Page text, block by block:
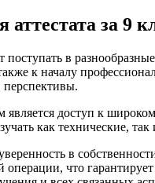
за 9
поступать в
к началу
перспективы.
доступ к
как технические,
в
операции, что